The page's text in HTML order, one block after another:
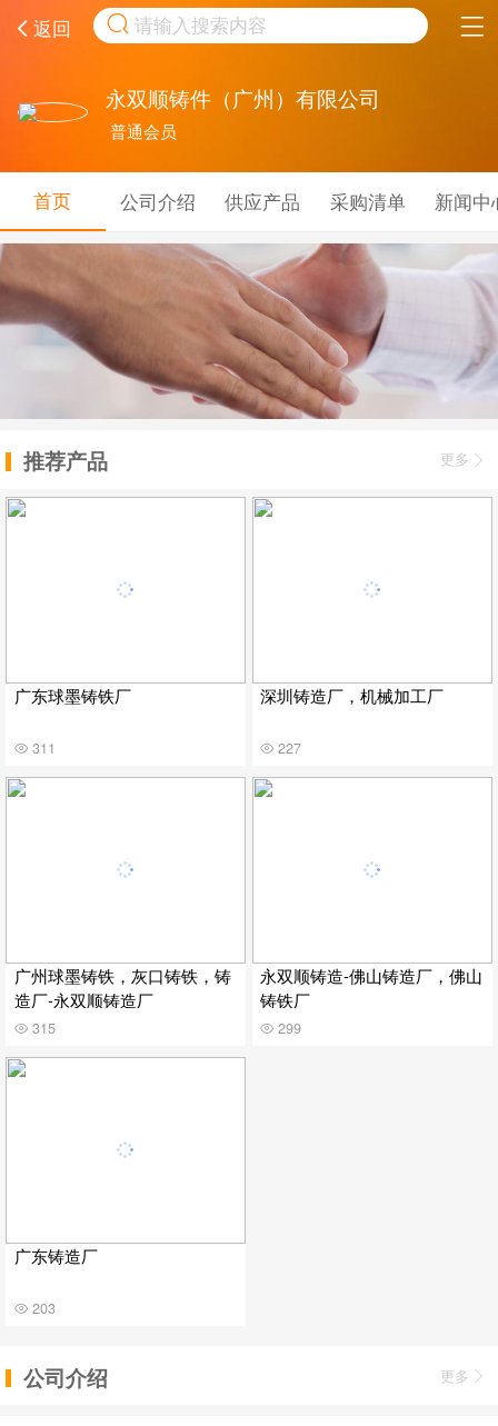
返回 取消
永双顺铸件（广州）有限公司
普通会员
首页 公司介绍 供应产品 采购清单 新闻中
推荐产品 更多
广东球墨铸铁厂
311
深圳铸造厂，机械加工厂
227
广州球墨铸铁，灰口铸铁，铸
造厂-永双顺铸造厂
315
永双顺铸造-佛山铸造厂，佛山
铸铁厂
299
广东铸造厂
203
公司介绍 更多